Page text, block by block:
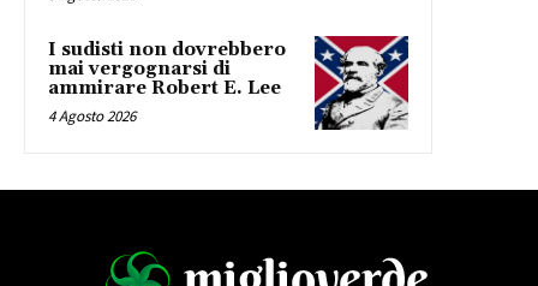
I sudisti non dovrebbero
mai vergognarsi di
ammirare Robert E. Lee
4 Agosto 2026